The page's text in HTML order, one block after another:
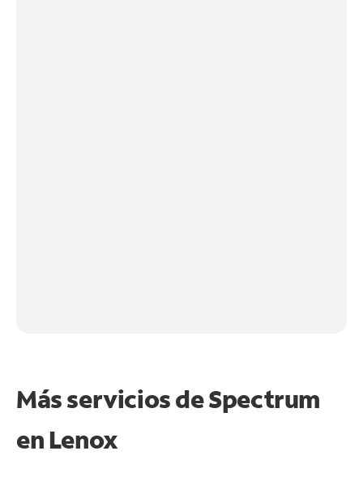
Más servicios de Spectrum
en Lenox